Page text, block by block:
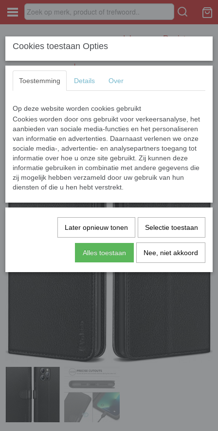
Inloggen Registreren
Home › APPLE › iPhone 13 Series › iPhone 13 Pro Max
13 Pro Max Soft Book Case Luxe Wallet
Cookies toestaan Opties
Toestemming Details Over
Op deze website worden cookies gebruikt
Cookies worden door ons gebruikt voor verkeersanalyse, het
aanbieden van sociale media-functies en het personaliseren
van informatie en advertenties. Daarnaast verlenen we onze
sociale media-, advertentie- en analysepartners toegang tot
informatie over hoe u onze site gebruikt. Zij kunnen deze
informatie gebruiken in combinatie met andere gegevens die
zij mogelijk hebben verzameld door uw gebruik van hun
diensten of die u hen hebt verstrekt.
Later opnieuw tonen Selectie toestaan
Alles toestaan Nee, niet akkoord